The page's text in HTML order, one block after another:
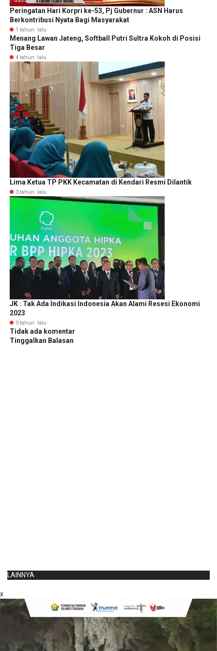
Peringatan Hari Korpri ke-53, Pj Gubernur : ASN Harus
Berkontribusi Nyata Bagi Masyarakat
1 tahun lalu
Menang Lawan Jateng, Softball Putri Sultra Kokoh di Posisi
Tiga Besar
4 tahun lalu
Lima Ketua TP PKK Kecamatan di Kendari Resmi Dilantik
3 tahun lalu
JK : Tak Ada Indikasi Indonesia Akan Alami Resesi Ekonomi
2023
3 tahun lalu
Tidak ada komentar
Tinggalkan Balasan
LAINNYA
x